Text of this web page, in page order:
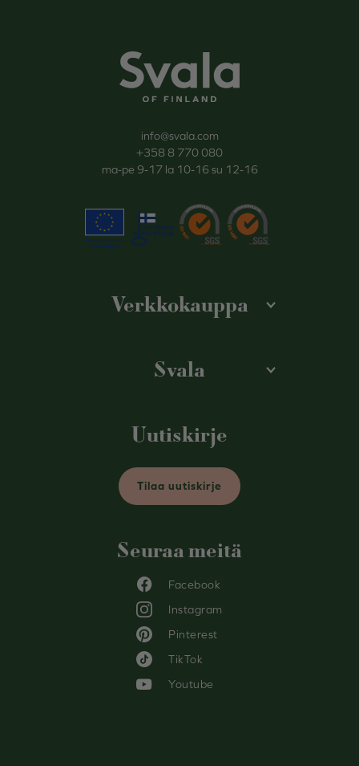
info@svala.com
+358 8 770 080
ma-pe 9-17 la 10-16 su 12-16
Verkkokauppa
Svala
Seuraa meitä
Facebook
Instagram
Pinterest
TikTok
Youtube
Uutiskirje
Tilaa uutiskirje